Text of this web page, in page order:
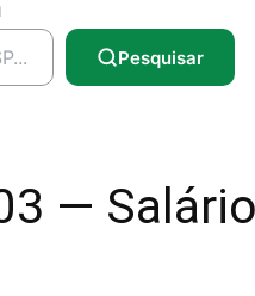
Pesquisar
—